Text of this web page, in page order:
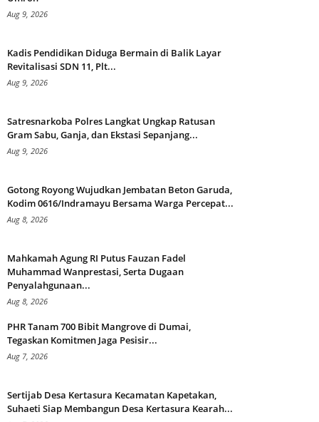
Aug 9, 2026
Kadis Pendidikan Diduga Bermain di Balik Layar
Revitalisasi SDN 11, Plt...
Aug 9, 2026
Satresnarkoba Polres Langkat Ungkap Ratusan
Gram Sabu, Ganja, dan Ekstasi Sepanjang...
Aug 9, 2026
Gotong Royong Wujudkan Jembatan Beton Garuda,
Kodim 0616/Indramayu Bersama Warga Percepat...
Aug 8, 2026
Mahkamah Agung RI Putus Fauzan Fadel
Muhammad Wanprestasi, Serta Dugaan
Penyalahgunaan...
Aug 8, 2026
PHR Tanam 700 Bibit Mangrove di Dumai,
Tegaskan Komitmen Jaga Pesisir...
Aug 7, 2026
Sertijab Desa Kertasura Kecamatan Kapetakan,
Suhaeti Siap Membangun Desa Kertasura Kearah...